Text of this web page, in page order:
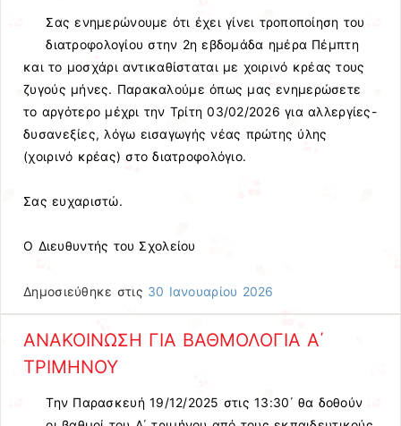
Σας ενημερώνουμε ότι έχει γίνει τροποποίηση του
διατροφολογίου στην 2η εβδομάδα ημέρα Πέμπτη
και το μοσχάρι αντικαθίσταται με χοιρινό κρέας τους
ζυγούς μήνες. Παρακαλούμε όπως μας ενημερώσετε
το αργότερο μέχρι την Τρίτη 03/02/2026 για αλλεργίες-
δυσανεξίες, λόγω εισαγωγής νέας πρώτης ύλης
(χοιρινό κρέας) στο διατροφολόγιο.
Σας ευχαριστώ.
Ο Διευθυντής του Σχολείου
Δημοσιεύθηκε στις 30 Ιανουαρίου 2026
ΑΝΑΚΟΙΝΩΣΗ ΓΙΑ ΒΑΘΜΟΛΟΓΙΑ Α΄
ΤΡΙΜΗΝΟΥ
Την Παρασκευή 19/12/2025 στις 13:30΄ θα δοθούν